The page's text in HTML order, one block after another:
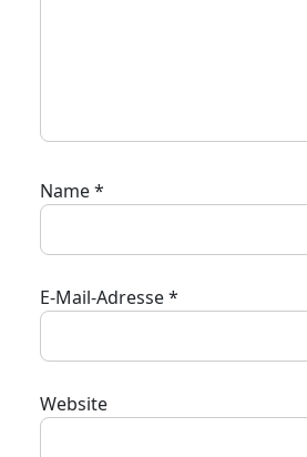
Name*
E-Mail-Adresse*
Website